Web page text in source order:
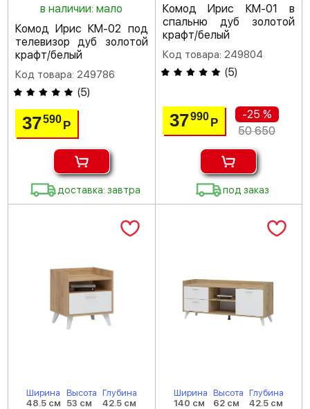
в наличии: мало
Комод Ирис КМ-02 под
телевизор дуб золотой
крафт/белый
Код товара: 249786
(5)
37590Р
доставка: завтра
Комод Ирис КМ-01 в
спальню дуб золотой
крафт/белый
Код товара: 249804
(5)
37990 Р
-25 %
50 650
под заказ
Ширина
48.5 см
Высота
53 см
Глубина
42.5 см
Ширина
140 см
Высота
62 см
Глубина
42.5 см